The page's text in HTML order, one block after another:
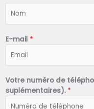
*
E-mail *
Votre numéro de
suplémentaires). *